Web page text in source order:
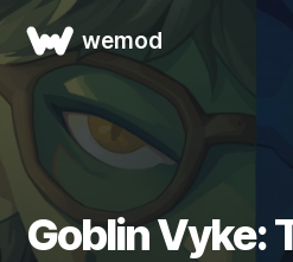
wemod
Goblin Vyke: